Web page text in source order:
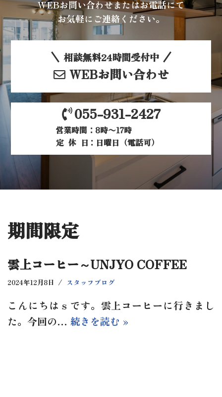
WEBお問い合わせまたはお電話にて
お気軽にご連絡ください。
相談無料24時間受付中
WEBお問い合わせ
055-931-2427
営業時間：8時〜17時
定休日：日曜日（電話可）
期間限定
雲上コーヒー～UNJYO COFFEE
2024年12月8日 スタッフブログ
こんにちはｓです。雲上コーヒーに行きまし
た。今回の… 続きを読む »